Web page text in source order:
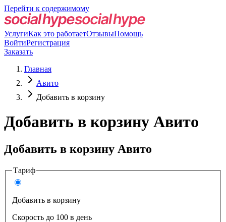
Перейти к содержимому
УслугиКак это работаетОтзывыПомощь
ВойтиРегистрация
Заказать
Главная
Авито
Добавить в корзину
Добавить в корзину Авито
Добавить в корзину Авито
Тариф
Добавить в корзину
Скорость до 100 в день